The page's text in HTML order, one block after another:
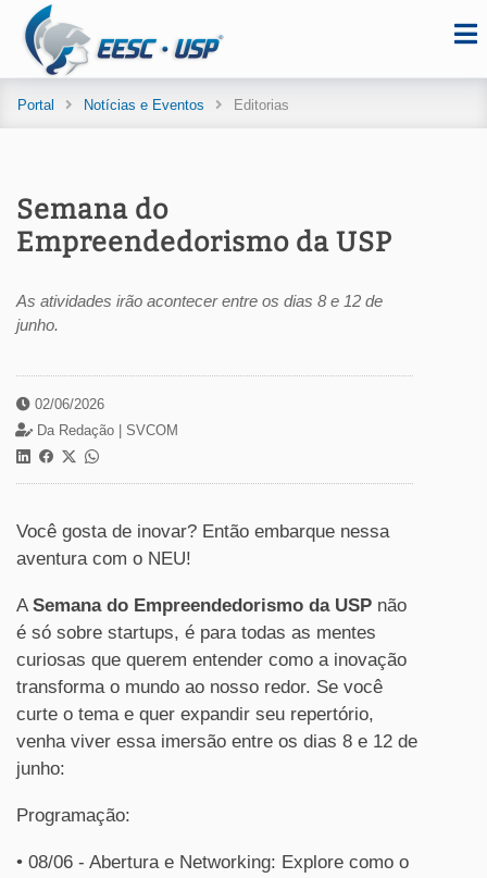
Portal Notícias e Eventos Editorias
Semana do
Empreendedorismo da USP
As atividades irão acontecer entre os dias 8 e 12 de
junho.
02/06/2026
Da Redação | SVCOM
Você gosta de inovar? Então embarque nessa
aventura com o NEU!
A Semana do Empreendedorismo da USP não
é só sobre startups, é para todas as mentes
curiosas que querem entender como a inovação
transforma o mundo ao nosso redor. Se você
curte o tema e quer expandir seu repertório,
venha viver essa imersão entre os dias 8 e 12 de
junho:
Programação:
• 08/06 - Abertura e Networking: Explore como o